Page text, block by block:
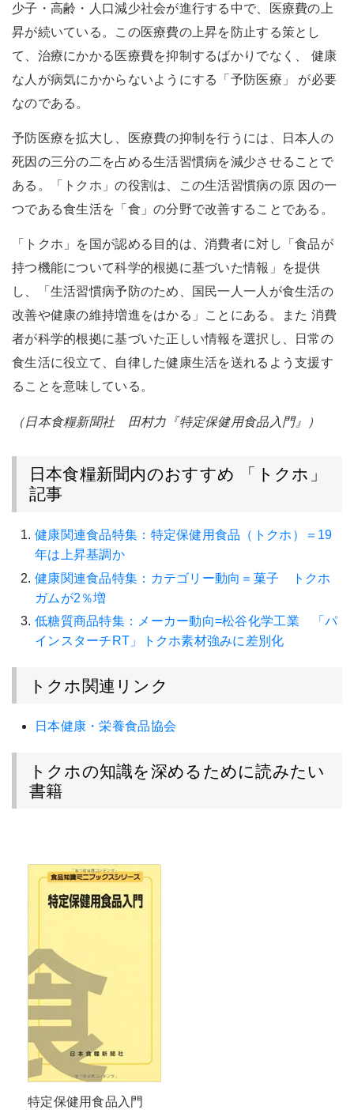
少子・高齢・人口減少社会が進行する中で、医療費の上
昇が続いている。この医療費の上昇を防止する策とし
て、治療にかかる医療費を抑制するばかりでなく、 健康
な人が病気にかからないようにする「予防医療」 が必要
なのである。
予防医療を拡大し、医療費の抑制を行うには、日本人の
死因の三分の二を占める生活習慣病を減少させることで
ある。「トクホ」の役割は、この生活習慣病の原 因の一
つである食生活を「食」の分野で改善することである。
「トクホ」を国が認める目的は、消費者に対し「食品が
持つ機能について科学的根拠に基づいた情報」を提供
し、「生活習慣病予防のため、国民一人一人が食生活の
改善や健康の維持増進をはかる」ことにある。また 消費
者が科学的根拠に基づいた正しい情報を選択し、日常の
食生活に役立て、自律した健康生活を送れるよう支援す
ることを意味している。
（日本食糧新聞社 田村力『特定保健用食品入門』）
日本食糧新聞内のおすすめ 「トクホ」
記事
健康関連食品特集：特定保健用食品（トクホ）＝19
年は上昇基調か
健康関連食品特集：カテゴリー動向＝菓子 トクホ
ガムが2％増
低糖質商品特集：メーカー動向=松谷化学工業 「パ
インスターチRT」トクホ素材強みに差別化
トクホ関連リンク
日本健康・栄養食品協会
トクホの知識を深めるために読みたい
書籍
特定保健用食品入門